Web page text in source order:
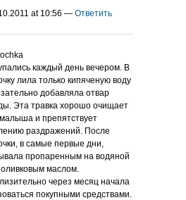
at 10:56 — Ответить
каждый день вечером. В
лила только кипяченую воду
добавляла отвар
Эта травка хорошо очищает
и препятствует
раздражений. После
в самые первые дни,
пропаренным на водяной
маслом.
через месяц начала
покупными средствами.